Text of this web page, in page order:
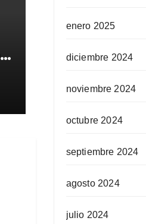
enero 2025
diciembre 2024
noviembre 2024
octubre 2024
septiembre 2024
agosto 2024
julio 2024